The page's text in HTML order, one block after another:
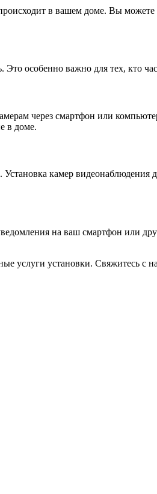
в вашем доме. Вы
особенно важно для тех, кто
через смартфон или
в доме.
камер
на ваш смартфон или
услуги установки. Свяжитесь с